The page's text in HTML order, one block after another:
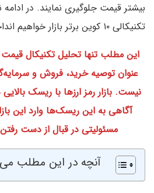
بیشتر قیمت جلوگیری نمایند. در
تکنیکالی ۱۰ کوین برتر بازار خواهیم انداخت.
این مطلب تنها تحلیل تکنیکال
عنوان توصیه خرید، فروش و
نیست. بازار رمز ارزها با ریسک
آگاهی به این ریسک‌ها وارد این
مسئولیتی در قبال از دست
آنچه در این مطلب